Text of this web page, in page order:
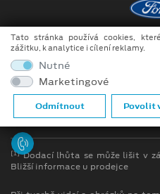
Copyright ©2026
Prohlášení o zpracování
[1]Dodací lhůta se může lišit v
Bližší informace u prodejce
Tato stránka používá cookies,
zážitku, k analytice i cílení reklamy.
Nutné
Marketingové
Odmítnout Povolit